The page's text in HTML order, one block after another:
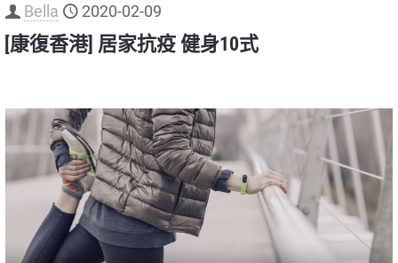
Bella 2020-02-09
[康復香港] 居家抗疫 健身10式